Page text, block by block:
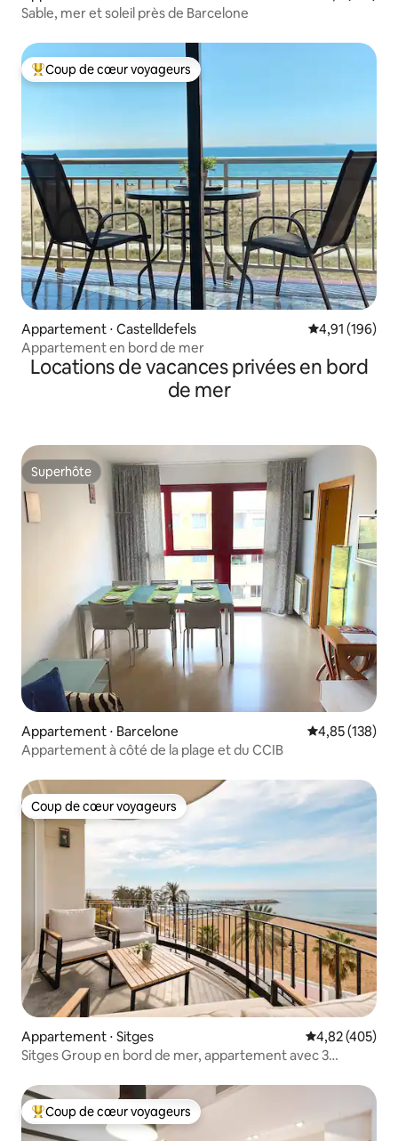
Sable, mer et soleil près de Barcelone
Coups de cœur voyageurs les plus appréciés
Coup de cœur voyageurs
Appartement ⋅ Castelldefels Évaluation
4,91 (196)
Appartement en bord de mer
Locations de vacances privées en bord
de mer
Superhôte
Superhôte
Appartement ⋅ Barcelone Évaluation
4,85 (138)
Appartement à côté de la plage et du CCIB
Coup de cœur voyageurs
Coup de cœur voyageurs
Appartement ⋅ Sitges Évaluation
4,82 (405)
Sitges Group en bord de mer, appartement avec 3
Coups de cœur voyageurs les plus appréciés
Coup de cœur voyageurs